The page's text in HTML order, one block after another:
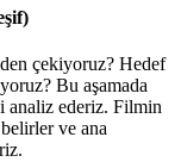
çekiyoruz? Hedef
Bu aşamada
analiz ederiz. Filmin
ve ana